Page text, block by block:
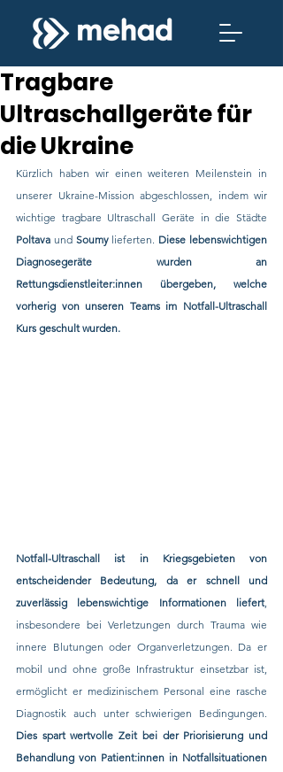
Tragbare
Ultraschallgeräte für
die Ukraine
Kürzlich haben wir einen weiteren Meilenstein in
unserer Ukraine-Mission abgeschlossen, indem wir
Poltava und Soumy lieferten. Diese lebenswichtigen
Diagnosegeräte wurden an
Rettungsdienstleiter:innen übergeben, welche
vorherig von unseren Teams im Notfall-Ultraschall
Kurs geschult wurden.
Notfall-Ultraschall ist in Kriegsgebieten von
entscheidender Bedeutung, da er schnell und
zuverlässig lebenswichtige Informationen liefert,
insbesondere bei Verletzungen durch Trauma wie
innere Blutungen oder Organverletzungen. Da er
mobil und ohne große Infrastruktur einsetzbar ist,
ermöglicht er medizinischem Personal eine rasche
Dies spart wertvolle Zeit bei der Priorisierung und
Behandlung von Patient:innen in Notfallsituationen